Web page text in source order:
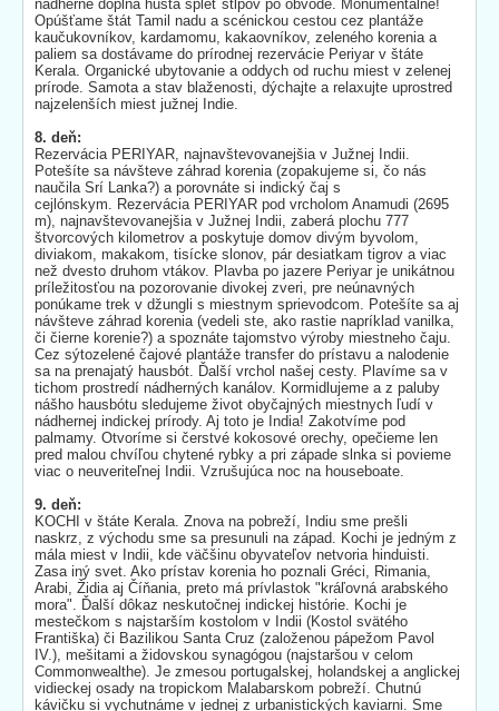
nádherne dopĺňa hustá spleť stĺpov po obvode. Monumentálne!
Opúšťame štát Tamil nadu a scénickou cestou cez plantáže
kaučukovníkov, kardamomu, kakaovníkov, zeleného korenia a
paliem sa dostávame do prírodnej rezervácie Periyar v štáte
Kerala. Organické ubytovanie a oddych od ruchu miest v zelenej
prírode. Samota a stav blaženosti, dýchajte a relaxujte uprostred
najzelenších miest južnej Indie.
8. deň:
Rezervácia PERIYAR, najnavštevovanejšia v Južnej Indii.
Potešíte sa návšteve záhrad korenia (zopakujeme si, čo nás
naučila Srí Lanka?) a porovnáte si indický čaj s
cejlónskym. Rezervácia PERIYAR pod vrcholom Anamudi (2695
m), najnavštevovanejšia v Južnej Indii, zaberá plochu 777
štvorcových kilometrov a poskytuje domov divým byvolom,
diviakom, makakom, tisícke slonov, pár desiatkam tigrov a viac
než dvesto druhom vtákov. Plavba po jazere Periyar je unikátnou
príležitosťou na pozorovanie divokej zveri, pre neúnavných
ponúkame trek v džungli s miestnym sprievodcom. Potešíte sa aj
návšteve záhrad korenia (vedeli ste, ako rastie napríklad vanilka,
či čierne korenie?) a spoznáte tajomstvo výroby miestneho čaju.
Cez sýtozelené čajové plantáže transfer do prístavu a nalodenie
sa na prenajatý hausbót. Ďalší vrchol našej cesty. Plavíme sa v
tichom prostredí nádherných kanálov. Kormidlujeme a z paluby
nášho hausbótu sledujeme život obyčajných miestnych ľudí v
nádhernej indickej prírody. Aj toto je India! Zakotvíme pod
palmamy. Otvoríme si čerstvé kokosové orechy, opečieme len
pred malou chvíľou chytené rybky a pri západe slnka si povieme
viac o neuveriteľnej Indii. Vzrušujúca noc na houseboate.
9. deň:
KOCHI v štáte Kerala. Znova na pobreží, Indiu sme prešli
naskrz, z východu sme sa presunuli na západ. Kochi je jedným z
mála miest v Indii, kde väčšinu obyvateľov netvoria hinduisti.
Zasa iný svet. Ako prístav korenia ho poznali Gréci, Rimania,
Arabi, Židia aj Číňania, preto má prívlastok "kráľovná arabského
mora". Ďalší dôkaz neskutočnej indickej histórie. Kochi je
mestečkom s najstarším kostolom v Indii (Kostol svätého
Františka) či Bazilikou Santa Cruz (založenou pápežom Pavol
IV.), mešitami a židovskou synagógou (najstaršou v celom
Commonwealthe). Je zmesou portugalskej, holandskej a anglickej
vidieckej osady na tropickom Malabarskom pobreží. Chutnú
kávičku si vychutnáme v jednej z urbanistických kaviarni. Sme